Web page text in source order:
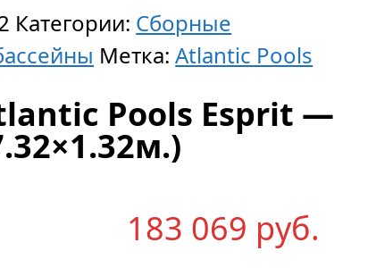
Категории: Сборные
Метка:Atlantic Pools
Pools Esprit —
183 069 руб.